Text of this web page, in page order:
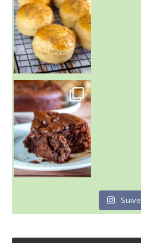
~ GÂTEAU FONDANT CHOCO NOISETTE ~
C'est lundi